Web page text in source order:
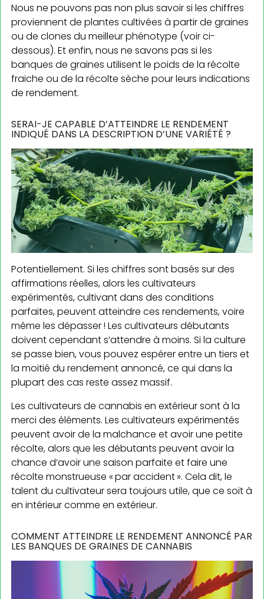
Nous ne pouvons pas non plus savoir si les chiffres
proviennent de plantes cultivées à partir de graines
ou de clones du meilleur phénotype (voir ci-
dessous). Et enfin, nous ne savons pas si les
banques de graines utilisent le poids de la récolte
fraiche ou de la récolte sèche pour leurs indications
de rendement.
SERAI-JE CAPABLE D’ATTEINDRE LE RENDEMENT
INDIQUÉ DANS LA DESCRIPTION D’UNE VARIÉTÉ ?
Potentiellement. Si les chiffres sont basés sur des
affirmations réelles, alors les cultivateurs
expérimentés, cultivant dans des conditions
parfaites, peuvent atteindre ces rendements, voire
même les dépasser ! Les cultivateurs débutants
doivent cependant s’attendre à moins. Si la culture
se passe bien, vous pouvez espérer entre un tiers et
la moitié du rendement annoncé, ce qui dans la
plupart des cas reste assez massif.
Les cultivateurs de cannabis en extérieur sont à la
merci des éléments. Les cultivateurs expérimentés
peuvent avoir de la malchance et avoir une petite
récolte, alors que les débutants peuvent avoir la
chance d’avoir une saison parfaite et faire une
récolte monstrueuse « par accident ». Cela dit, le
talent du cultivateur sera toujours utile, que ce soit à
en intérieur comme en extérieur.
COMMENT ATTEINDRE LE RENDEMENT ANNONCÉ PAR
LES BANQUES DE GRAINES DE CANNABIS